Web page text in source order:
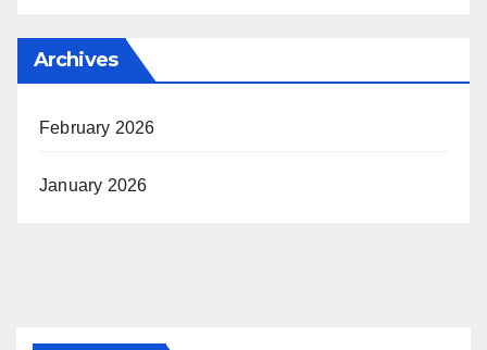
Archives
February 2026
January 2026